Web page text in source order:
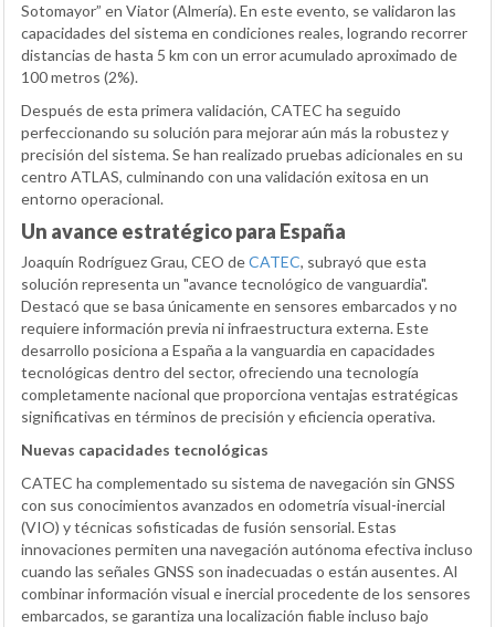
Sotomayor” en Viator (Almería). En este evento, se validaron las
capacidades del sistema en condiciones reales, logrando recorrer
distancias de hasta 5 km con un error acumulado aproximado de
100 metros (2%).
Después de esta primera validación, CATEC ha seguido
perfeccionando su solución para mejorar aún más la robustez y
precisión del sistema. Se han realizado pruebas adicionales en su
centro ATLAS, culminando con una validación exitosa en un
entorno operacional.
Un avance estratégico para España
Joaquín Rodríguez Grau, CEO deCATEC, subrayó que esta
solución representa un "avance tecnológico de vanguardia".
Destacó que se basa únicamente en sensores embarcados y no
requiere información previa ni infraestructura externa. Este
desarrollo posiciona a España a la vanguardia en capacidades
tecnológicas dentro del sector, ofreciendo una tecnología
completamente nacional que proporciona ventajas estratégicas
significativas en términos de precisión y eficiencia operativa.
Nuevas capacidades tecnológicas
CATEC ha complementado su sistema de navegación sin GNSS
con sus conocimientos avanzados en odometría visual-inercial
(VIO) y técnicas sofisticadas de fusión sensorial. Estas
innovaciones permiten una navegación autónoma efectiva incluso
cuando las señales GNSS son inadecuadas o están ausentes. Al
combinar información visual e inercial procedente de los sensores
embarcados, se garantiza una localización fiable incluso bajo